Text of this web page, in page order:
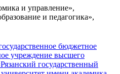
и управление»,
и педагогика»,
бюджетное
учреждение высшего
государственный